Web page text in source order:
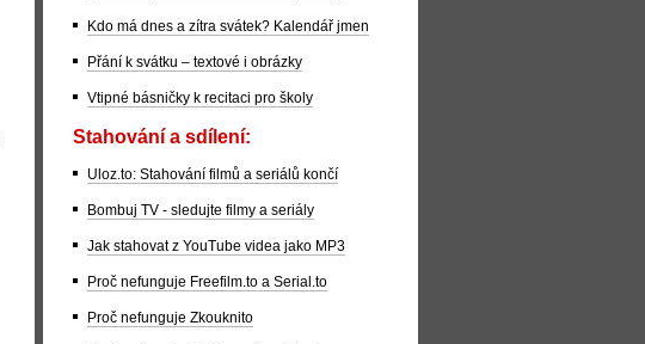
Kdo má dnes a zítra svátek? Kalendář jmen
Přání k svátku – textové i obrázky
Vtipné básničky k recitaci pro školy
Stahování a sdílení:
Uloz.to: Stahování filmů a seriálů končí
Bombuj TV - sledujte filmy a seriály
Jak stahovat z YouTube videa jako MP3
Proč nefunguje Freefilm.to a Serial.to
Proč nefunguje Zkouknito